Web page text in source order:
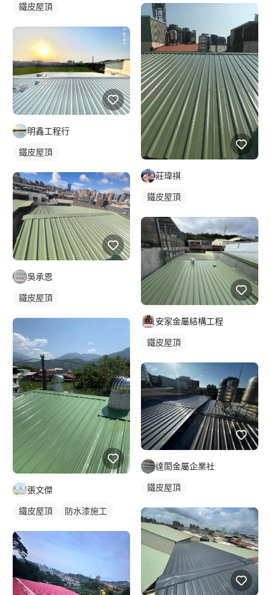
鐵皮屋頂
明鑫工程行
鐵皮屋頂
吳承恩
鐵皮屋頂
張文傑
鐵皮屋頂 防水漆施工
莊瑋祺
鐵皮屋頂
安家金屬結構工程
鐵皮屋頂
達閎金屬企業社
鐵皮屋頂